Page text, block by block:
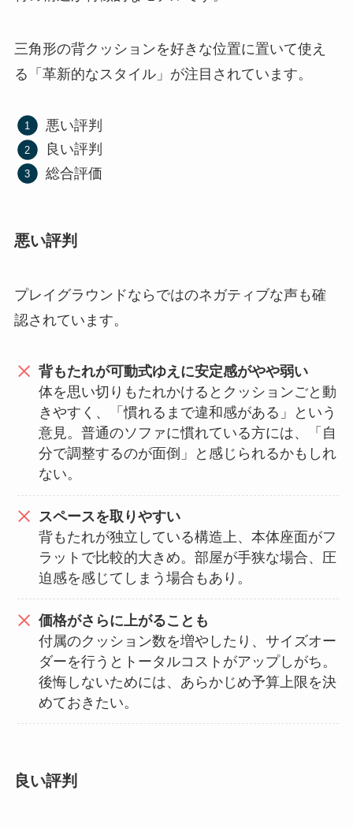
三角形の背クッションを好きな位置に置いて使え
る「革新的なスタイル」が注目されています。
悪い評判
良い評判
総合評価
悪い評判
プレイグラウンドならではのネガティブな声も確
認されています。
背もたれが可動式ゆえに安定感がやや弱い
体を思い切りもたれかけるとクッションごと動
きやすく、「慣れるまで違和感がある」という
意見。普通のソファに慣れている方には、「自
分で調整するのが面倒」と感じられるかもしれ
ない。
スペースを取りやすい
背もたれが独立している構造上、本体座面がフ
ラットで比較的大きめ。部屋が手狭な場合、圧
迫感を感じてしまう場合もあり。
価格がさらに上がることも
付属のクッション数を増やしたり、サイズオー
ダーを行うとトータルコストがアップしがち。
後悔しないためには、あらかじめ予算上限を決
めておきたい。
良い評判